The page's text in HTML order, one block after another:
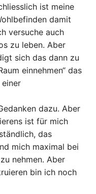
ist meine
damit
versuche auch
zu leben. Aber
sich das dann zu
einnehmen“ das
dazu. Aber
ist für mich
das
mich maximal bei
nehmen. Aber
bin ich noch